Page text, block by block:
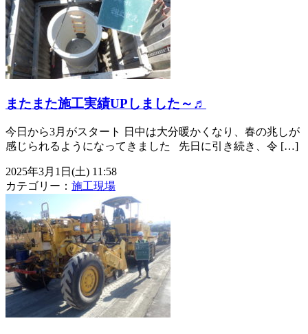
またまた施工実績UPしました～♬
今日から3月がスタート 日中は大分暖かくなり、春の兆しが
感じられるようになってきました 先日に引き続き、令 […]
2025年3月1日(土) 11:58
カテゴリー： 施工現場